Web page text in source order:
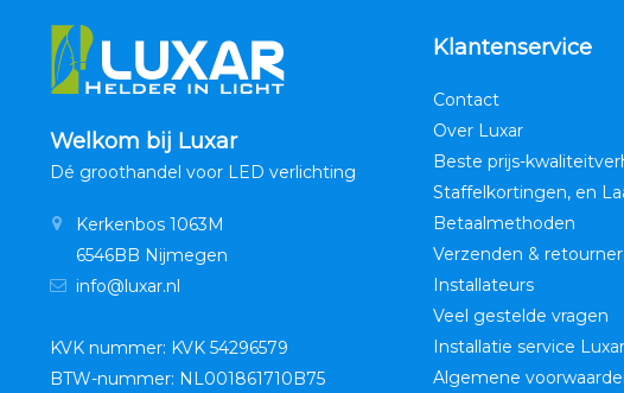
Welkom bij Luxar
Dé groothandel voor LED verlichting
Kerkenbos 1063M
6546BB Nijmegen
info@luxar.nl
KVK nummer: KVK 54296579
BTW-nummer: NL001861710B75
Klantenservice
Contact
Over Luxar
Beste prijs-
Staffelkortingen, en
Betaalmethoden
Verzenden &
Installateurs
Veel gestelde vragen
Installatie service Luxar
Algemene